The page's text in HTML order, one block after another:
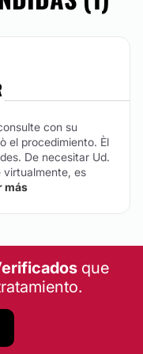
con su
el procedimiento. Èl
De necesitar Ud.
virtualmente, es
más
que